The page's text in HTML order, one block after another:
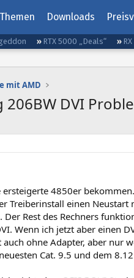
Themen Downloads
RTX 5000 „Deals“
mit AMD
206BW DVI
ersteigerte 4850er bekommen.
Treiberinstall einen
Der Rest des Rechners
Wenn ich jetzt aber einen
auch ohne Adapter, aber nur
Cat. 9.5 und dem